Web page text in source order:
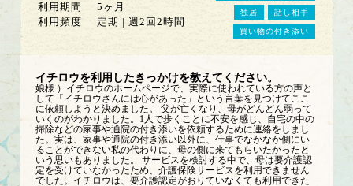
利用期間
5ヶ月
利用頻度
定期 | 週2回2時間
独居 話し相手
買い物の付き添い
イチロウを利用したきっかけを教えてください。
娘様 ）イチロウのホームページで、実際に使われている方の声と
して「イチロウさんには心があった」という言葉を見つけてここ
に依頼しようと決めました。 父が亡くなり、母がどんどん弱って
いくのがわかりました。1人で歩くことに不安を感じ、自宅の中の
掃除などの家事や通院の付き添いを依頼するために連絡をしまし
た。実は、家事や通院の付き添い以外に、仕事でなかなか側にい
ることができない私の代わりに、母の側に来てもらいたかったと
いう思いもありました。 サービスを検討する中で、母は要介護認
定を受けていなかったため、介護保険サービスを利用できません
でした。イチロウは、要介護認定がおりていなくても利用できた